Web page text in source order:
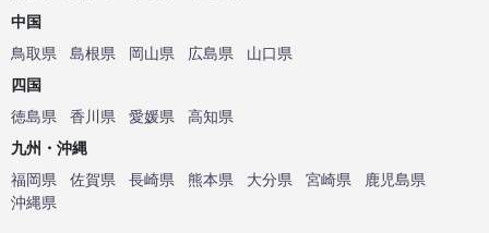
中国
鳥取県
島根県 岡山県 広島県
山口県
四国
徳島県
香川県 愛媛県
高知県
九州・沖縄
福岡県
佐賀県 長崎県 熊本県 大分県 宮崎県
鹿児島県
沖縄県